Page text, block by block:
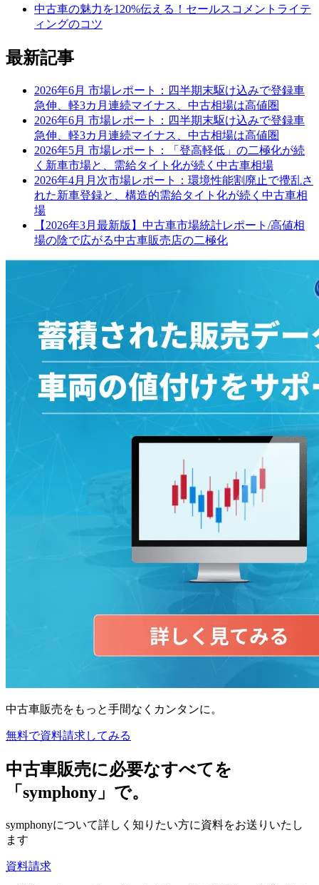
中古車の魅力を120%伝える！セールスコメントライテ
ィングのコツ
最新記事
2026年6月 市場レポート：四半期末駆け込みで登録車
急伸、軽3カ月連続マイナス、中古相場は高値圏
2026年6月 市場レポート：四半期末駆け込みで登録車
急伸、軽3カ月連続マイナス、中古相場は高値圏
2026年5月 市場レポート：「登高軽低」の二極化が続
く新車市場と、需給タイト化が続く中古車相場
2026年4月月次市場レポート：環境性能割廃止で攪乱さ
れた新車登録と、構造的需給タイト化が続く中古車相
場
【2026年3月最新版】中古車市場統計レポート/高値相
場の陰で広がる中古車販売店の二極化
中古車販売をもっと手間なくカンタンに。
無料で資料請求してみる
中古車販売に必要なすべてを
「symphony」で。
symphonyについて詳しく知りたい方に資料をお送りいたし
ます
資料請求